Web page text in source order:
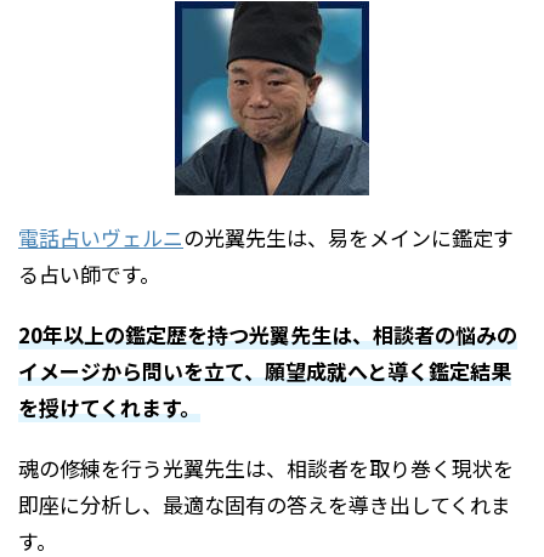
電話占いヴェルニの光翼先生は、易をメインに鑑定す
る占い師です。
20年以上の鑑定歴を持つ光翼先生は、相談者の悩みの
イメージから問いを立て、願望成就へと導く鑑定結果
を授けてくれます。
魂の修練を行う光翼先生は、相談者を取り巻く現状を
即座に分析し、最適な固有の答えを導き出してくれま
す。